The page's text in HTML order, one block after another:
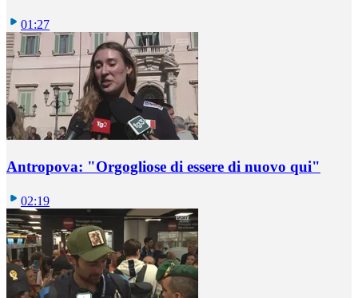
01:27
Antropova: "Orgogliose di essere di nuovo qui"
02:19